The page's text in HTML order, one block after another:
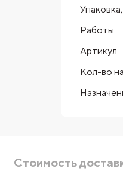
Работы
Артикул
Кол-во
Стоимость